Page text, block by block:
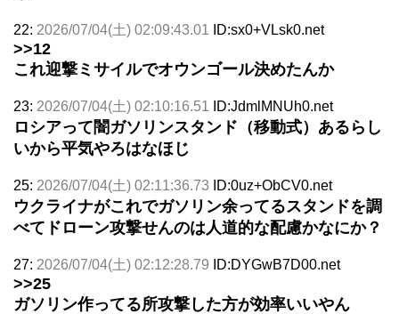
22: 2026/07/04(土) 02:09:43.01 ID:sx0+VLsk0.net
>>12
これ迎撃ミサイルでオウンゴール決めたんか
23: 2026/07/04(土) 02:10:16.51 ID:JdmlMNUh0.net
ロシアって闇ガソリンスタンド（移動式）あるらし
いから平気やろはなほじ
25: 2026/07/04(土) 02:11:36.73 ID:0uz+ObCV0.net
ウクライナがこれでガソリン余ってるスタンドを調
べてドローン攻撃せんのは人道的な配慮かなにか？
27: 2026/07/04(土) 02:12:28.79 ID:DYGwB7D00.net
>>25
ガソリン作ってる所攻撃した方が効率いいやん